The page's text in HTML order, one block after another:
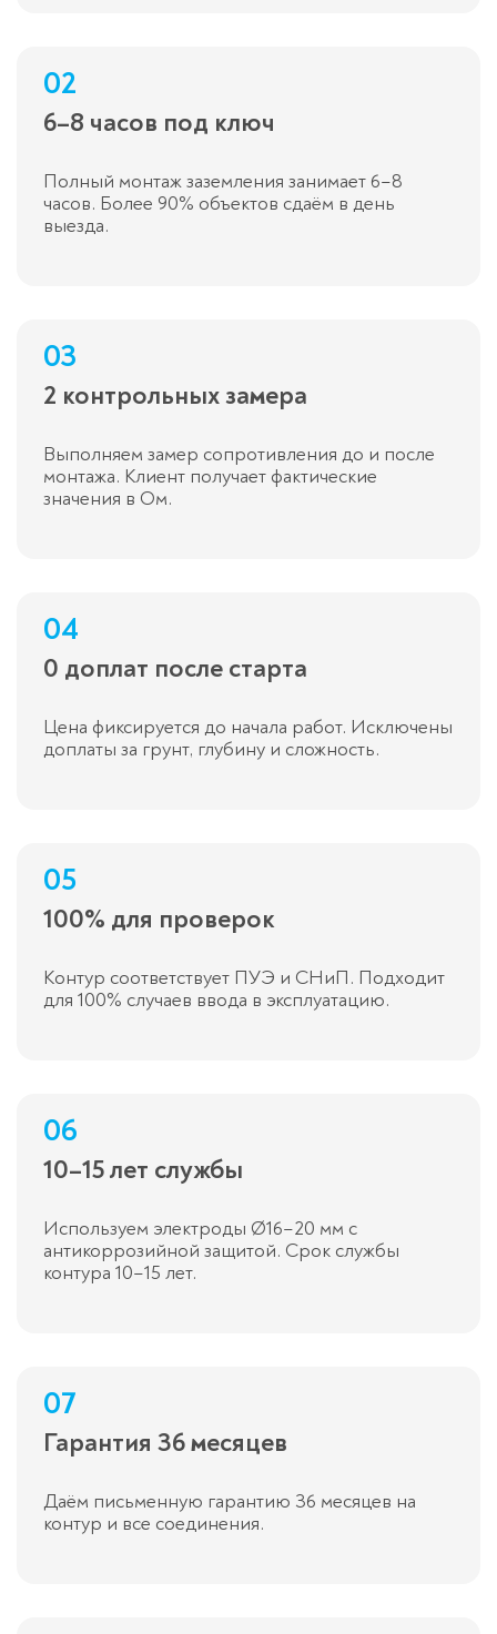
02
6–8 часов под ключ
Полный монтаж заземления занимает 6–8
часов. Более 90% объектов сдаём в день
выезда.
03
2 контрольных замера
Выполняем замер сопротивления до и после
монтажа. Клиент получает фактические
значения в Ом.
04
0 доплат после старта
Цена фиксируется до начала работ. Исключены
доплаты за грунт, глубину и сложность.
05
100% для проверок
Контур соответствует ПУЭ и СНиП. Подходит
для 100% случаев ввода в эксплуатацию.
06
10–15 лет службы
Используем электроды Ø16–20 мм с
антикоррозийной защитой. Срок службы
контура 10–15 лет.
07
Гарантия 36 месяцев
Даём письменную гарантию 36 месяцев на
контур и все соединения.